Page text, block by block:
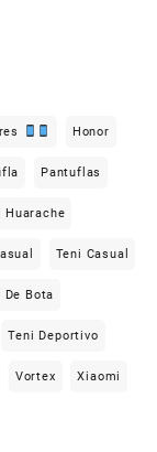
Honor
Pantuflas
Huarache
Teni Casual
De Bota
Teni Deportivo
Vortex Xiaomi